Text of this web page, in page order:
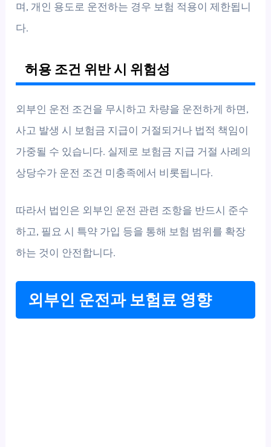
며, 개인 용도로 운전하는 경우 보험 적용이 제한됩니
다.
허용 조건 위반 시 위험성
외부인 운전 조건을 무시하고 차량을 운전하게 하면,
사고 발생 시 보험금 지급이 거절되거나 법적 책임이
가중될 수 있습니다. 실제로 보험금 지급 거절 사례의
상당수가 운전 조건 미충족에서 비롯됩니다.
따라서 법인은 외부인 운전 관련 조항을 반드시 준수
하고, 필요 시 특약 가입 등을 통해 보험 범위를 확장
하는 것이 안전합니다.
외부인 운전과 보험료 영향